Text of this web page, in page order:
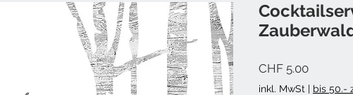
CHF 5.00Preis
inkl. MwSt | bis 50.-